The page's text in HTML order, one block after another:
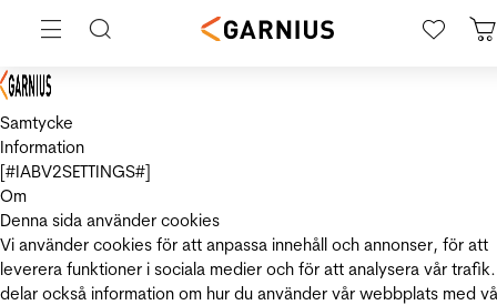
Samtycke
Information
[#IABV2SETTINGS#]
Om
Denna sida använder cookies
Vi använder cookies för att anpassa innehåll och annonser, för att
leverera funktioner i sociala medier och för att analysera vår
delar också information om hur du använder vår webbplats med